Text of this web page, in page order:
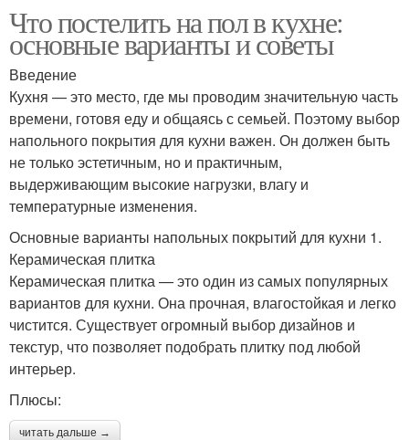
Что постелить на пол в кухне:
основные варианты и советы
Введение
Кухня — это место, где мы проводим значительную часть
времени, готовя еду и общаясь с семьей. Поэтому выбор
напольного покрытия для кухни важен. Он должен быть
не только эстетичным, но и практичным,
выдерживающим высокие нагрузки, влагу и
температурные изменения.
Основные варианты напольных покрытий для кухни 1.
Керамическая плитка
Керамическая плитка — это один из самых популярных
вариантов для кухни. Она прочная, влагостойкая и легко
чистится. Существует огромный выбор дизайнов и
текстур, что позволяет подобрать плитку под любой
интерьер.
Плюсы:
читать дальше →